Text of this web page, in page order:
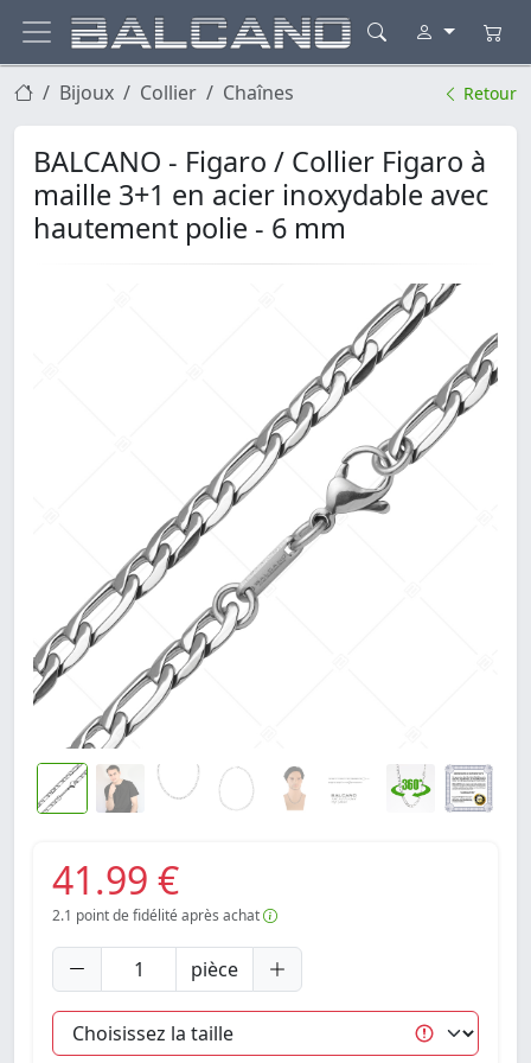
Bijoux Collier Chaînes Retour
BALCANO - Figaro / Collier Figaro à
maille 3+1 en acier inoxydable avec
hautement polie - 6 mm
41.99 €
2.1 point de fidélité après achat
pièce